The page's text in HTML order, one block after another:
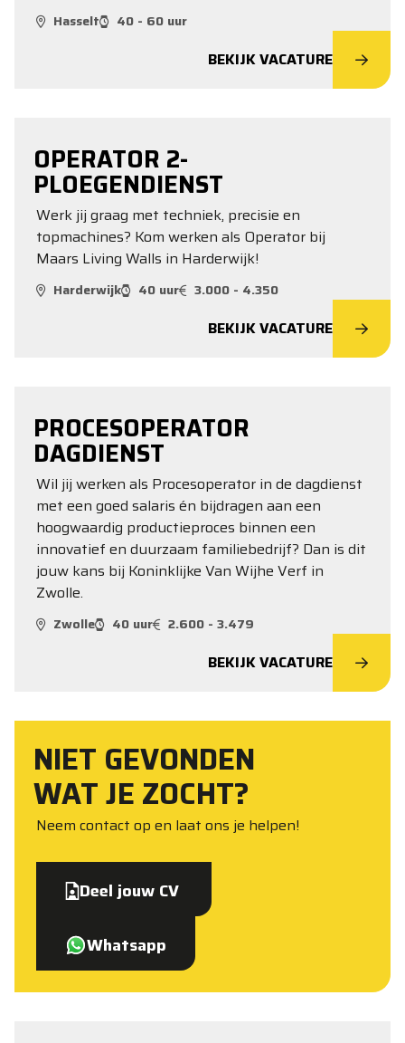
Hasselt 40 - 60 uur
BEKIJK VACATURE
OPERATOR 2-
PLOEGENDIENST
Werk jij graag met techniek, precisie en
topmachines? Kom werken als Operator bij
Maars Living Walls in Harderwijk!
Harderwijk 40 uur 3.000 - 4.350
BEKIJK VACATURE
PROCESOPERATOR
DAGDIENST
Wil jij werken als Procesoperator in de dagdienst
met een goed salaris én bijdragen aan een
hoogwaardig productieproces binnen een
innovatief en duurzaam familiebedrijf? Dan is dit
jouw kans bij Koninklijke Van Wijhe Verf in
Zwolle.
Zwolle 40 uur 2.600 - 3.479
BEKIJK VACATURE
NIET GEVONDEN
WAT JE ZOCHT?
Neem contact op en laat ons je helpen!
Deel jouw CV
Whatsapp